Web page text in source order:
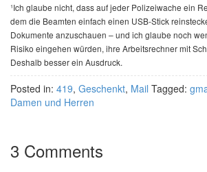
¹Ich glaube nicht, dass auf jeder Polizeiwache ein
dem die Beamten einfach einen USB-Stick
Dokumente anzuschauen – und ich glaube noch
Risiko eingehen würden, ihre Arbeitsrechner mit
Deshalb besser ein Ausdruck.
Posted in: 419, Geschenkt, Mail Tagged:
Damen und Herren
3 Comments